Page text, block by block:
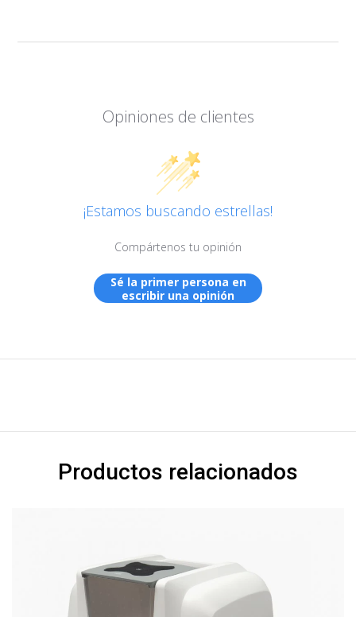
Opiniones de clientes
¡Estamos buscando estrellas!
Compártenos tu opinión
Sé la primer persona en
escribir una opinión
Productos relacionados